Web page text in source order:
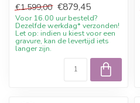
€1.599,00 €879,45
Voor 16.00 uur besteld?
Dezelfde werkdag* verzonden!
Let op: indien u kiest voor een
gravure, kan de levertijd iets
langer zijn.